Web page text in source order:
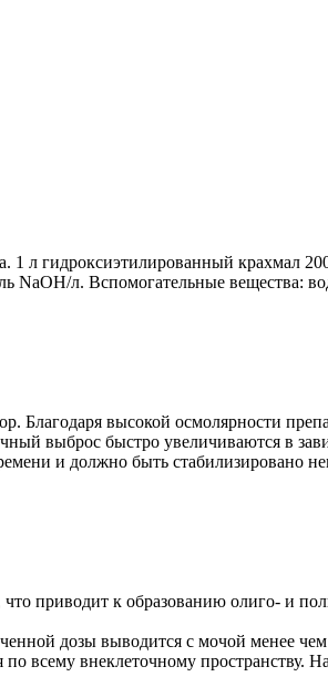
л гидроксиэтилированный крахмал
л. Вспомогательные вещества:
Благодаря высокой осмолярности
выброс быстро увеличиваются в
и должно быть стабилизировано
приводит к образованию олиго- и
дозы выводится с мочой менее чем
всему внеклеточному пространству.